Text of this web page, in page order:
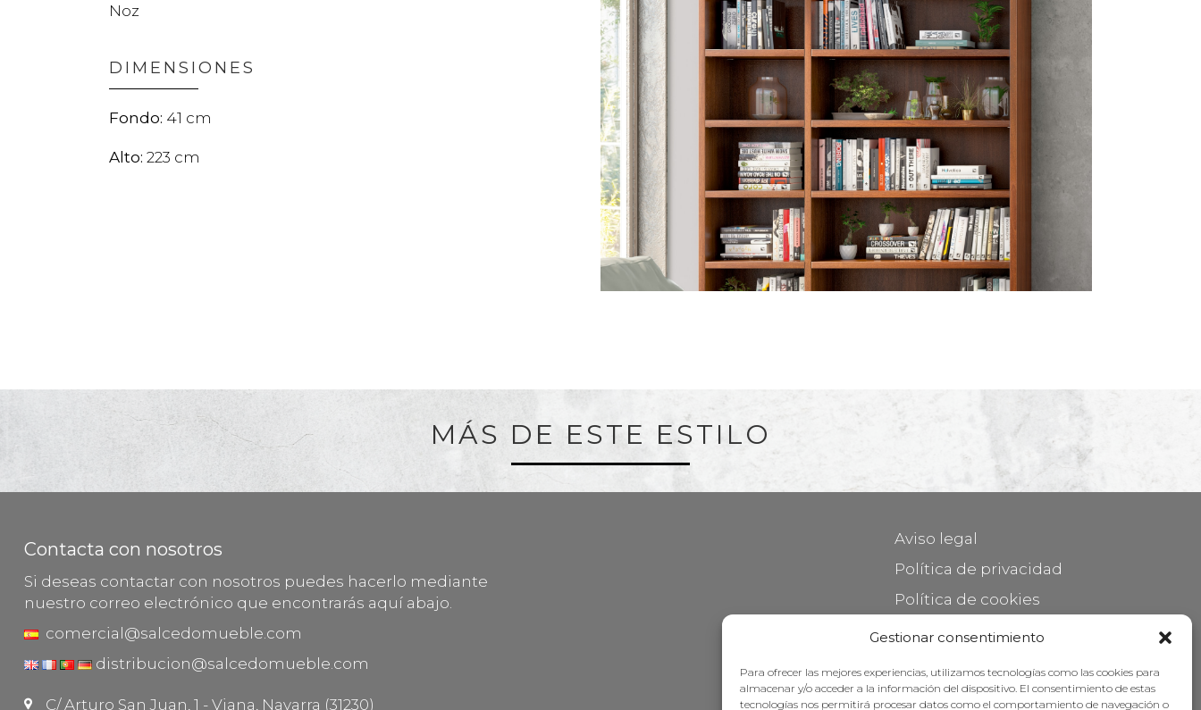
Gestionar consentimiento
Para ofrecer las mejores experiencias, utilizamos tecnologías como las cookies para
almacenar y/o acceder a la información del dispositivo. El consentimiento de estas
tecnologías nos permitirá procesar datos como el comportamiento de navegación o
Noz
DIMENSIONES
41
223
MÁS DE ESTE ESTILO
Contacta con nosotros
Si deseas contactar con nosotros puedes hacerlo mediante
nuestro correo electrónico que encontrarás aquí abajo.
comercial@salcedomueble.com
distribucion@salcedomueble.com
C/ Arturo San Juan, 1 - Viana, Navarra (31230)
Aviso legal
Política de privacidad
Política de cookies
Mantener su mueble